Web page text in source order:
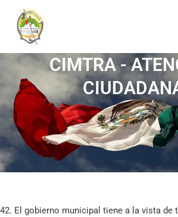
contenido
CIMTRA -
42. El gobierno municipal tiene a la vista de